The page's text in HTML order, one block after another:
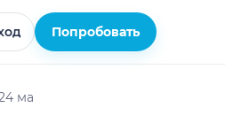
Попробовать
марта